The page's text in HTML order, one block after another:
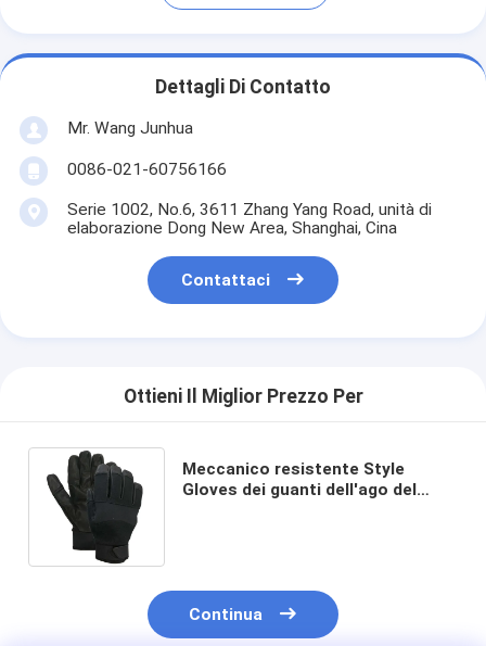
Dettagli Di Contatto
Mr. Wang Junhua
0086-021-60756166
Serie 1002, No.6, 3611 Zhang Yang Road, unità di
elaborazione Dong New Area, Shanghai, Cina
Contattaci
Ottieni Il Miglior Prezzo Per
Meccanico resistente Style
Gloves dei guanti dell'ago del
Continua